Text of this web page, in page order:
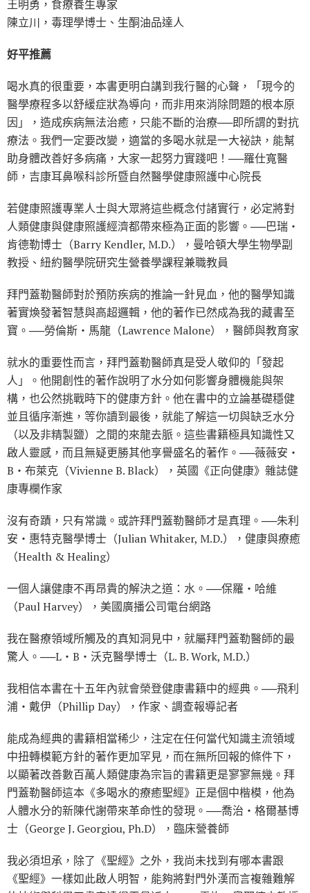
王明勇，食療養生專家
陳立川，毒理學博士、生酮油品達人
好平推薦
喝水真的很重要，本書更明白講到我行醫的心聲，「現今的
醫學療程多以舒緩症狀為導向，而非用來消除問題的根本原
因」，造成疾病無法治癒，只能不斷的治療──即所謂的對抗
療法。我們一定要改變，適當的多喝水就是一大祕訣，能幫
助身體改善好多病痛，大家一起努力實踐吧！──羅仕寬醫
師，吉康耳鼻喉科診所暨自然醫學健康照護中心院長
若健康照護專業人士與大眾將這些概念付諸實行，必定將對
人類健康與健康照護經濟都帶來極為正面的影響。──巴瑞‧
肯德勒博士（Barry Kendler, M.D.），曼哈頓大學生物學副
教授、紐約醫學院研究生營養學課程兼職教員
拜門蓋勒醫師對於預防疾病的推論一針見血，他的醫學知識
著實煥發著智慧與高超邏輯，他的著作已然成為我的藏書至
寶。──勞倫斯‧馬龍（Lawrence Malone），醫師與教育家
就水的重要性而言，拜門蓋勒醫師真是受人敬仰的「發起
人」。他開創性的著作說明了水分如何影響身體機能與架
構，也公然挑戰時下的健康方針。他在書中的立論基礎穩健
並且循序漸進，等你讀到最後，就能了解這一切與缺乏水分
（以及非精製鹽）之間的來龍去脈。這些書籍極具知識性又
啟人靈感，而且無疑更勝其他享譽盛名的著作。──薇薇安‧
B‧布萊克（Vivienne B. Black），英國《正向健康》雜誌健
康專欄作家
沒有奇蹟，只有常識。或許拜門蓋勒醫師才是真理。──朱利
安‧惠特克醫學博士（Julian Whitaker, M.D.），健康與療癒
（Health & Healing）
一個人讓健康不再昂貴的解決之道：水。──保羅‧哈維
（Paul Harvey），美國廣播公司電台網路
我在醫療領域所觸及的真知洞見中，就屬拜門蓋勒醫師的最
驚人。──L‧B‧沃克醫學博士（L. B. Work, M.D.）
我相信本書在十五年內就會榮登健康書籍中的經典。──飛利
浦‧戴伊（Phillip Day），作家、調查報導記者
能成為經典的書籍相當稀少，注定在任何當代知識主流領域
中扭轉模範方針的著作更加罕見，而在無所回報的條件下，
以顯著改善數百萬人類健康為宗旨的書籍更是寥寥無幾。拜
門蓋勒醫師這本《多喝水的療癒聖經》正是個中楷模，他為
人體水分的新陳代謝帶來革命性的發現。──喬治‧格爾基博
士（George J. Georgiou, Ph.D），臨床營養師
我必須坦承，除了《聖經》之外，我尚未找到有哪本書跟
《聖經》一樣如此啟人明智，能夠將對門外漢而言複雜難解